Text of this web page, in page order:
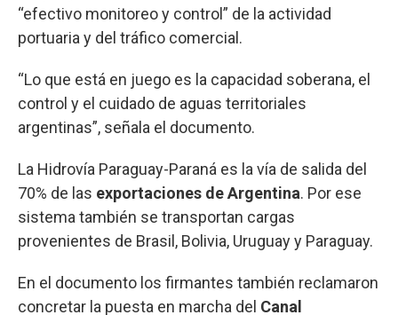
“efectivo monitoreo y control” de la actividad
portuaria y del tráfico comercial.
“Lo que está en juego es la capacidad soberana, el
control y el cuidado de aguas territoriales
argentinas”, señala el documento.
La Hidrovía Paraguay-Paraná es la vía de salida del
70% de las exportaciones de Argentina. Por ese
sistema también se transportan cargas
provenientes de Brasil, Bolivia, Uruguay y Paraguay.
En el documento los firmantes también reclamaron
concretar la puesta en marcha del Canal